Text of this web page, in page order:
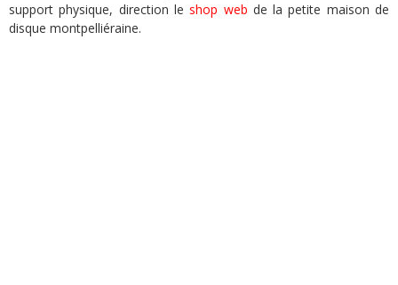
support physique, direction leshop web de la petite maison de
disque montpelliéraine.